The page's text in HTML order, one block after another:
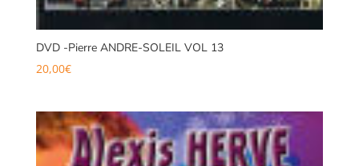
DVD -Pierre ANDRE-SOLEIL VOL 13
20,00€